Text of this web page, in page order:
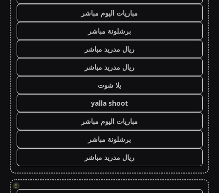
مباريات اليوم مباشر
برشلونة مباشر
ريال مدريد مباشر
ريال مدريد مباشر
يلا شوت
yalla shoot
مباريات اليوم مباشر
برشلونة مباشر
ريال مدريد مباشر
!